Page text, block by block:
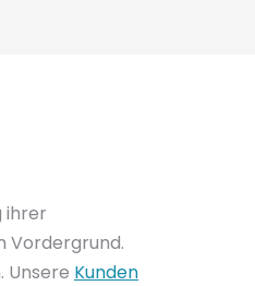
ihrer
Vordergrund.
Unsere Kunden